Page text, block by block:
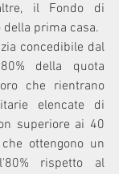
il Fondo di
prima casa.
concedibile dal
della quota
che rientrano
elencate di
superiore ai 40
ottengono un
rispetto al